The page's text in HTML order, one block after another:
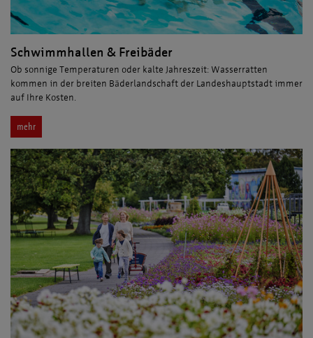
Schwimmhallen & Freibäder
Ob sonnige Temperaturen oder kalte Jahreszeit: Wasserratten
kommen in der breiten Bäderlandschaft der Landeshauptstadt immer
auf Ihre Kosten.
mehr